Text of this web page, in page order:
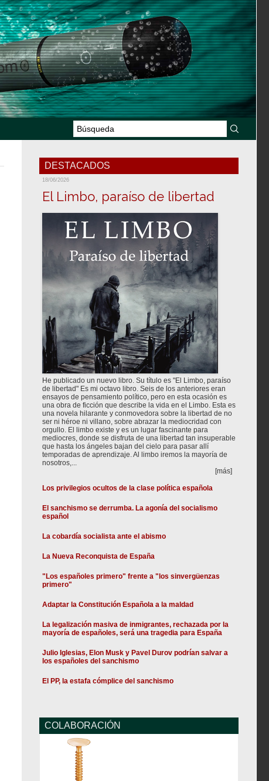
DESTACADOS
18/06/2026
El Limbo, paraíso de libertad
He publicado un nuevo libro. Su título es "El Limbo, paraíso
de libertad" Es mi octavo libro. Seis de los anteriores eran
ensayos de pensamiento político, pero en esta ocasión es
una obra de ficción que describe la vida en el Limbo. Esta es
una novela hilarante y conmovedora sobre la libertad de no
ser ni héroe ni villano, sobre abrazar la mediocridad con
orgullo. El limbo existe y es un lugar fascinante para
mediocres, donde se disfruta de una libertad tan insuperable
que hasta los ángeles bajan del cielo para pasar allí
temporadas de aprendizaje. Al limbo iremos la mayoría de
nosotros,...
[más]
Los privilegios ocultos de la clase política española
El sanchismo se derrumba. La agonía del socialismo
español
La cobardía socialista ante el abismo
La Nueva Reconquista de España
"Los españoles primero" frente a "los sinvergüenzas
primero"
Adaptar la Constitución Española a la maldad
La legalización masiva de inmigrantes, rechazada por la
mayoría de españoles, será una tragedia para España
Julio Iglesias, Elon Musk y Pavel Durov podrían salvar a
los españoles del sanchismo
El PP, la estafa cómplice del sanchismo
COLABORACIÓN